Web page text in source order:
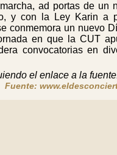
ad portas de un
y con la Ley Karin a
conmemora un nuevo
en que la CUT
convocatorias en
el enlace a la
Fuente: